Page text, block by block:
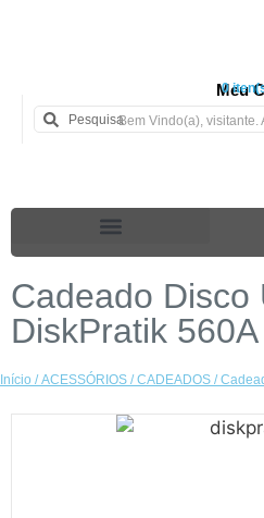
Meu
0
Bem Vindo(a), visitante.
Cadeado Disco
DiskPratik 560A
Início /ACESSÓRIOS /CADEADOS /